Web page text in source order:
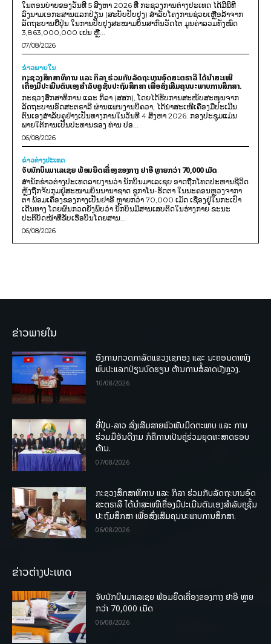
ໃນຕອນບ່າຍຂອງວັນທີ 5 ສິງຫາ 2026 ທີ່ ກະຊວງການຕ່າງປະເທດ ໄດ້ມີພິທີ
ລົງນາມເອກະສານແລກປ່ຽນ (ສະບັບປັບປຸງ) ສໍາລັບໂຄງການຊ່ວຍເຫຼືອລ້າຈາກ
ລັດຖະບານຍີ່ປຸ່ນ ໃນການປັບປຸງສະໜາມບິນສາກົນວັດໄຕ ມູນຄ່າລວມທັງໝົດ
3,863,000,000 ເຢນ ຫຼື...
07/08/2026
ຂ່າວພາຍ​ໃນ
ກະຊວງສຶກສາທິການ ແລະ ກິລາ ຮ່ວມກັບລັດຖະບານອົດສະຕຣາລີ ໄດ້ນຳສະເໜີ
ເຄື່ອງມືປະເມີນຕົນເອງສຳລັບຄູຊັ້ນປະຖົມສຶກສາ ເພື່ອສົ່ງເສີມຄຸນນະພາບການສຶກສາ.
ກະຊວງສຶກສາທິການ ແລະ ກິລາ (ສສກ), ໂດຍໄດ້ຮັບການສະໜັບສະໜູນຈາກ
ລັດຖະບານອົດສະຕຣາລີ ຜ່ານແຜນງານບີຄວາ, ໄດ້ນຳສະເໜີເຄື່ອງມືປະເມີນ
ຕົນເອງສຳລັບຄູຢ່າງເປັນທາງການໃນວັນທີ 4 ສິງຫາ 2026. ກອງປະຊຸມແມ່ນ
ພາຍໃຕ້ການເປັນປະທານຂອງ ທ່ານ ປອ...
06/08/2026
ຂ່າວຕ່າງປະເທດ
ຈັບນັກບິນມາເລເຊຍ ພ້ອມຍຶດເຄື່ອງຂອງກາງ ຢາອີ ຫຼາຍກວ່າ 70,000 ເມັດ
ສຳນັກຂ່າວຕ່າງປະເທດລາຍງານວ່າ ນັກບິນມາເລເຊຍ ອາດຖືກໂທດປະຫານຊີວິດ
ຫຼັງຖືກຈັບກຸມຢູ່ສະໜາມບິນນານາຊາດ ຊູກາໂນ-ຮັດຕາ ໃນນະຄອນຫຼວງຈາກາ
ຕາ ພ້ອມເຄື່ອງຂອງກາງເປັນຢາອີ ຫຼາຍກວ່າ 70,000 ເມັດ ເຊື່ອງຢູ່ໃນກະເປົາ
ເດີນທາງ ໂດຍຜົນກວດຍັງພົບວ່າ ນັກບິນມີສານເສບຕິດໃນຮ່າງກາຍ ຂະນະ
ປະຕິບັດໜ້າທີ່ຂັບເຮືອບິນໂດຍສານ...
06/08/2026
ຂ່າວພາຍໃນ
ອົງການກວດກາລັດແຂວງເຊກອງ ແລະ ນະຄອນດາໜັງ
ພົບປະແລກປ່ຽນບົດຮຽນ ຕ້ານການສໍ້ລາດບັງຫຼວງ.
10/08/2026
ຍີ່ປຸ່ນ-ລາວ ສົ່ງເສີມສາຍພົວພັນມິດຕະພາບ ແລະ ການ
ຮ່ວມມືອັນດີງາມ ກໍຄືການເປັນຄູ່ຮ່ວມຍຸດທະສາດຮອບ
ດ້ານ.
07/08/2026
ກະຊວງສຶກສາທິການ ແລະ ກິລາ ຮ່ວມກັບລັດຖະບານອົດ
ສະຕຣາລີ ໄດ້ນຳສະເໜີເຄື່ອງມືປະເມີນຕົນເອງສຳລັບຄູຊັ້ນ
ປະຖົມສຶກສາ ເພື່ອສົ່ງເສີມຄຸນນະພາບການສຶກສາ.
06/08/2026
ຂ່າວຕ່າງປະເທດ
ຈັບນັກບິນມາເລເຊຍ ພ້ອມຍຶດເຄື່ອງຂອງກາງ ຢາອີ ຫຼາຍ
ກວ່າ 70,000 ເມັດ
06/08/2026